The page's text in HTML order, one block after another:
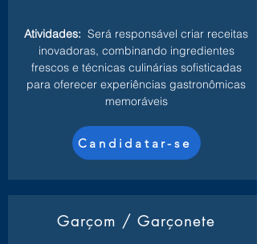
Atividades: Será responsável criar receitas
inovadoras, combinando ingredientes
frescos e técnicas culinárias sofisticadas
para oferecer experiências gastronômicas
memoráveis
Candidatar-se
Garçom / Garçonete